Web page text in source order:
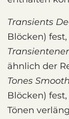
Transients
Blöcken)
ähnlich der
Tones
Blöcken) fest,
Tönen